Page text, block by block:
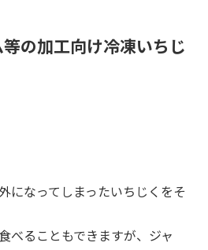
等の加工向け冷凍いちじ
になってしまったいちじくをそ
べることもできますが、ジャ